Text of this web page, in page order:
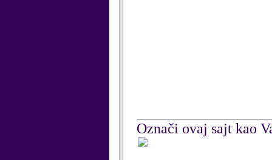
Označi ovaj sajt kao